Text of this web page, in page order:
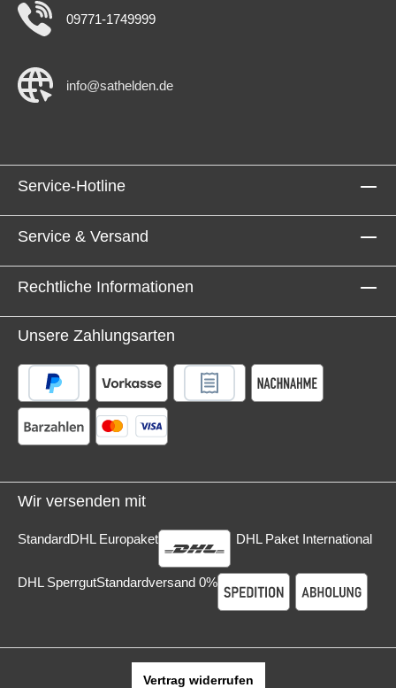
Rückflussdämpfung bei 800 MHz: > 23 dB bei 2150
MHz: > 20 dB Artikelzustand Neuware mit Rechnung
09771-1749999
info@sathelden.de
Service-Hotline
Service & Versand
Rechtliche Informationen
Unsere Zahlungsarten
Wir versenden mit
StandardDHL Europaket DHL Paket International
DHL SperrgutStandardversand 0%
Vertrag widerrufen